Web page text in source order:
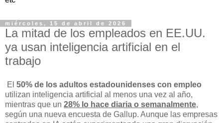
miércoles, 15 de abril de 2026
La mitad de los empleados en EE.UU.
ya usan inteligencia artificial en el
trabajo
El 50% de los adultos estadounidenses con empleo
utilizan inteligencia artificial al menos una vez al año,
mientras que un 28% lo hace diaria o semanalmente,
según una nueva encuesta de Gallup. Aunque las empresas